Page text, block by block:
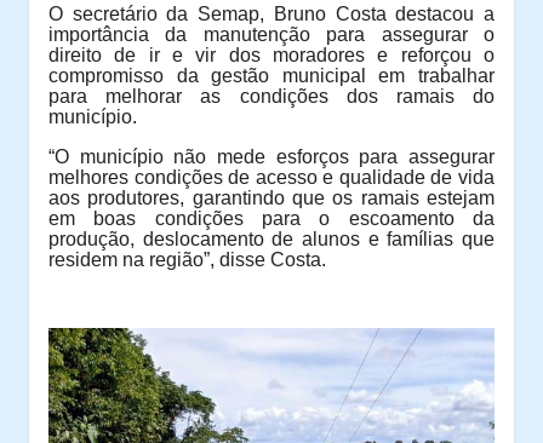
O secretário da Semap, Bruno Costa destacou a
importância da manutenção para assegurar o
direito de ir e vir dos moradores e reforçou o
compromisso da gestão municipal em trabalhar
para melhorar as condições dos ramais do
município.
“O município não mede esforços para assegurar
melhores condições de acesso e qualidade de vida
aos produtores, garantindo que os ramais estejam
em boas condições para o escoamento da
produção, deslocamento de alunos e famílias que
residem na região”, disse Costa.